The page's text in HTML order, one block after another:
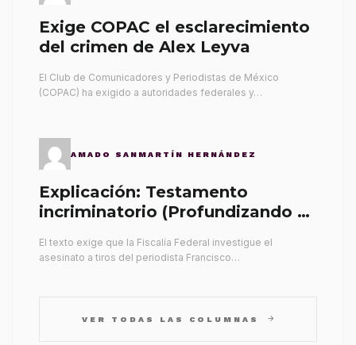
Exige COPAC el esclarecimiento
del crimen de Alex Leyva
El Club de Comunicadores y Periodistas de México
(COPAC) ha exigido a autoridades federales y…
AMADO SANMARTÍN HERNÁNDEZ
Explicación: Testamento
incriminatorio (Profundizando su
El texto exige que la Fiscalía Federal investigue el
asesinato a tiros del periodista Francisco…
VER TODAS LAS COLUMNAS arrow_forward